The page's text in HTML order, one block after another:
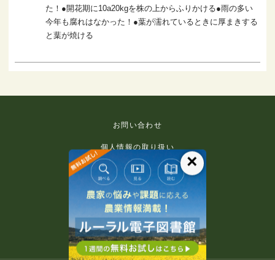
た！●開花期に10a20kgを株の上からふりかける●雨の多い
今年も腐れはなかった！●葉が濡れているときに厚まきする
と葉が焼ける
お問い合わせ
個人情報の取り扱い
免責事項
利用規約
推奨環境
著作権等について
×